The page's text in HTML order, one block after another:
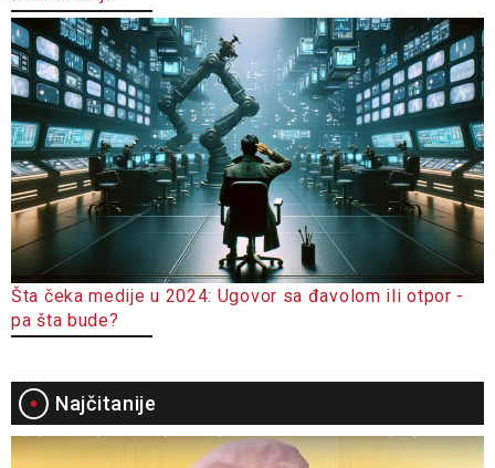
Šta čeka medije u 2024: Ugovor sa đavolom ili otpor -
pa šta bude?
Najčitanije